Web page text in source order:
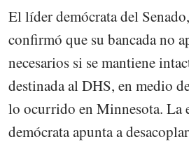
El líder demócrata del
confirmó que su bancada no
necesarios si se mantiene
destinada al DHS, en medio
lo ocurrido en Minnesota. La
demócrata apunta a